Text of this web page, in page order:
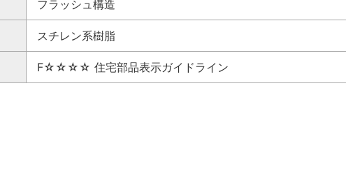
フラッシュ構造
スチレン系樹脂
F☆☆☆☆ 住宅部品表示ガイドライン